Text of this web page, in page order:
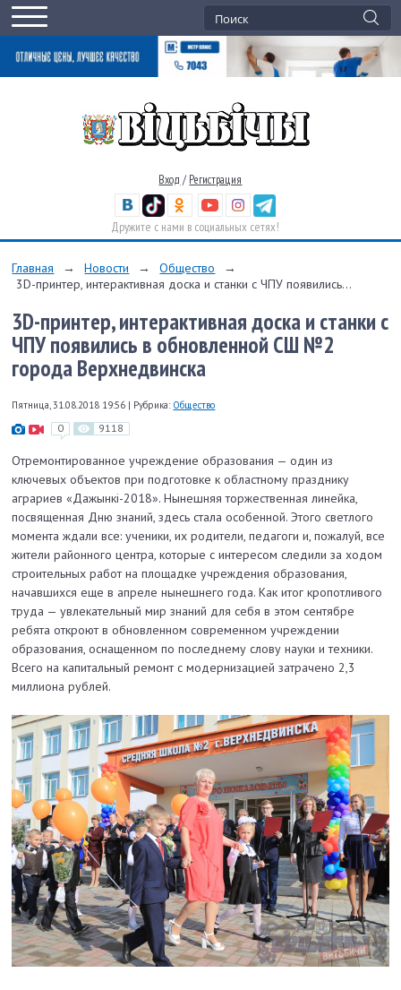
Вход / Регистрация
Дружите с нами в социальных сетях!
Главная → Новости → Общество
→
3D-принтер, интерактивная доска и станки с ЧПУ появились...
3D-принтер, интерактивная доска и станки с
ЧПУ появились в обновленной СШ №2
города Верхнедвинска
Пятница, 31.08.2018 19:56 | Рубрика: Общество
0 9118
Отремонтированное учреждение образования — один из
ключевых объектов при подготовке к областному празднику
аграриев «Дажынкі-2018». Нынешняя торжественная линейка,
посвященная Дню знаний, здесь стала особенной. Этого светлого
момента ждали все: ученики, их родители, педагоги и, пожалуй, все
жители районного центра, которые с интересом следили за ходом
строительных работ на площадке учреждения образования,
начавшихся еще в апреле нынешнего года. Как итог кропотливого
труда — увлекательный мир знаний для себя в этом сентябре
ребята откроют в обновленном современном учреждении
образования, оснащенном по последнему слову науки и техники.
Всего на капитальный ремонт с модернизацией затрачено 2,3
миллиона рублей.